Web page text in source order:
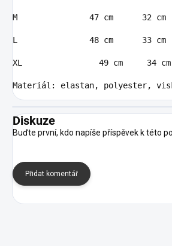
M               47 cm      32 cm
L               48 cm      33 cm
XL                49 cm     34 cm
Materiál: elastan, polyester,
Diskuze
Buďte první, kdo napíše příspěvek k této
Přidat komentář